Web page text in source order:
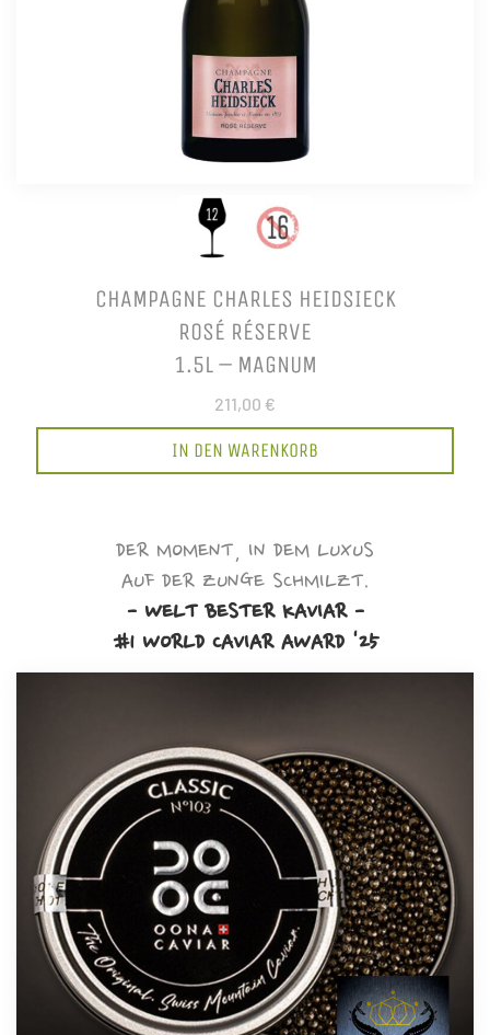
CHAMPAGNE CHARLES HEIDSIECK
ROSÉ RÉSERVE
1.5L – MAGNUM
211,00 €
IN DEN WARENKORB
DER MOMENT, IN DEM LUXUS
AUF DER ZUNGE SCHMILZT.
- WELT BESTER KAVIAR -
#1 WORLD CAVIAR AWARD '25